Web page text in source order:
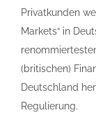
Privatkunden
Markets“ in
(britischen)
Deutschland
Regulierung.